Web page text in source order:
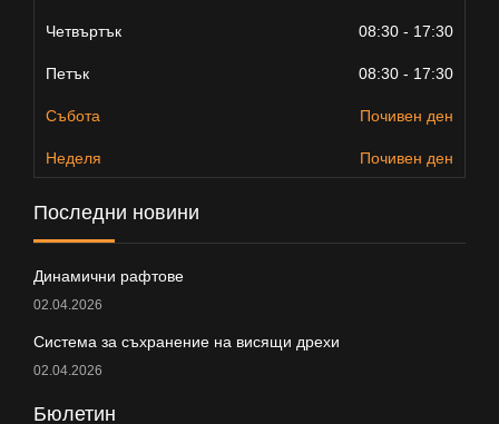
Четвъртък
Петък
Събота
Неделя
08:30 - 17:30
08:30 - 17:30
Почивен ден
Почивен ден
Последни новини
Динамични рафтове
02.04.2026
Система за съхранение на висящи дрехи
02.04.2026
Бюлетин